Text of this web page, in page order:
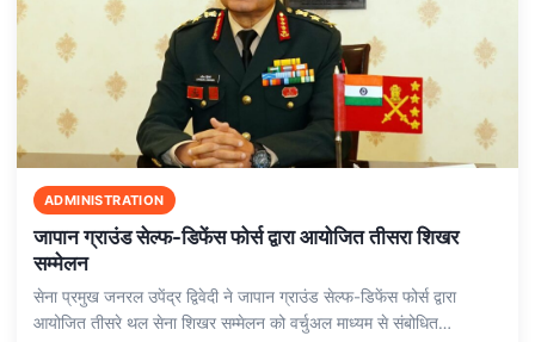
ADMINISTRATION
जापान ग्राउंड सेल्फ-डिफेंस फोर्स द्वारा आयोजित तीसरा शिखर
सम्मेलन
सेना प्रमुख जनरल उपेंद्र द्विवेदी ने जापान ग्राउंड सेल्फ-डिफेंस फोर्स द्वारा
आयोजित तीसरे थल सेना शिखर सम्मेलन को वर्चुअल माध्यम से संबोधित…